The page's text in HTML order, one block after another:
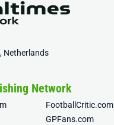
Netherlands
Network
FootballCritic.com
GPFans.com